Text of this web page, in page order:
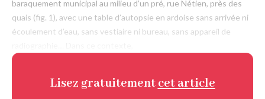
baraquement municipal au milieu d’un pré, rue Nétien, près des
quais (fig. 1), avec une table d’autopsie en ardoise sans arrivée ni
écoulement d’eau, sans vestiaire ni bureau, sans appareil de
Lisez gratuitement cet article